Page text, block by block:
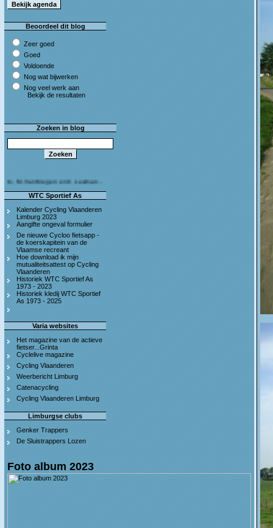
Beoordeel dit blog
Zeer goed
Goed
Voldoende
Nog wat bijwerken
Nog veel werk aan
Bekijk de resultaten
Zoeken in blog
Megen en C.Leeman - Van harte proficiat!
WTC Sportief As
Kalender Cycling Vlaanderen
Limburg 2023
Aangifte ongeval formulier
De nieuwe Cycloo fietsapp -
de koerskapitein van de
Vlaamse recreant
Hoe download ik mijn
mutualiteitsattest op Cycling
Vlaanderen
Historiek WTC Sportief As
1973 - 2023
Historiek kledij WTC Sportief
As 1973 - 2025
Varia websites
Het magazine van de actieve
fietser...Grinta
Cyclelive magazine
Cycling Vlaanderen
Weerbericht Limburg
Catenacycling
Cycling Vlaanderen Limburg
Limburgse clubs
Genker Trappers
De Sluistrappers Lozen
Foto album 2023